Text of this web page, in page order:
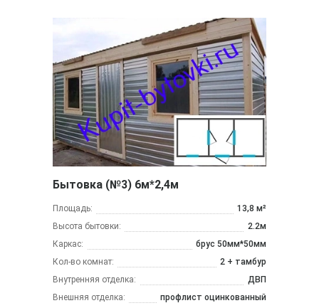
Бытовка (№3) 6м*2,4м
Площадь:
13,8 м²
Высота бытовки:
2.2м
Каркас:
брус 50мм*50мм
Кол-во комнат:
2 + тамбур
Внутренняя отделка:
ДВП
Внешняя отделка:
профлист оцинкованный